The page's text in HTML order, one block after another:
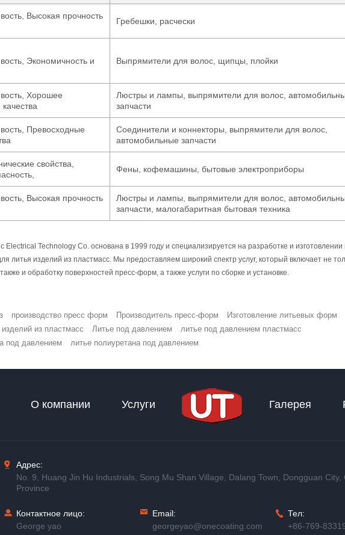
Высокая прочность
Гребешки, расчески
Экономичность и
Выпрямители для волос, щипцы, плойки
Хорошее
Люстры и лампы, выпрямители для волос,
запчасти
Превосходные
Соединители и коннекторы, выпрямители для волос,
автомобильные запчасти
свойства,
Фены, кофемашины, бытовые электроприборы
Высокая прочность
Люстры и лампы, выпрямители для волос,
запчасти, малогабаритная бытовая техника
Technology Co. основана в 1999 году и специализируется на разработке и изготовлении
литья изделий из пластмасс. Мы предоставляем широкий спектр услуг, который включает не
и обработку поверхностей пресс-форм, а также услуги по сборке и установке.
производство пресс форм Производитель пресс-форм
Изготовление литьевых форм
изделий из пластмасс Литье под давлением
литье под давлением пластмасс
под давлением литье полиуретана под давлением
О компании Услуги Галерея
Адрес:
No. 9, Huang Jin Hu Industrials, Song Mu Shan Village, Dalang Town, Dongguan City,
Province
Контактное лицо:
George yao
Email:
georgeyao@onecoating.com
Тел:
+86-769-